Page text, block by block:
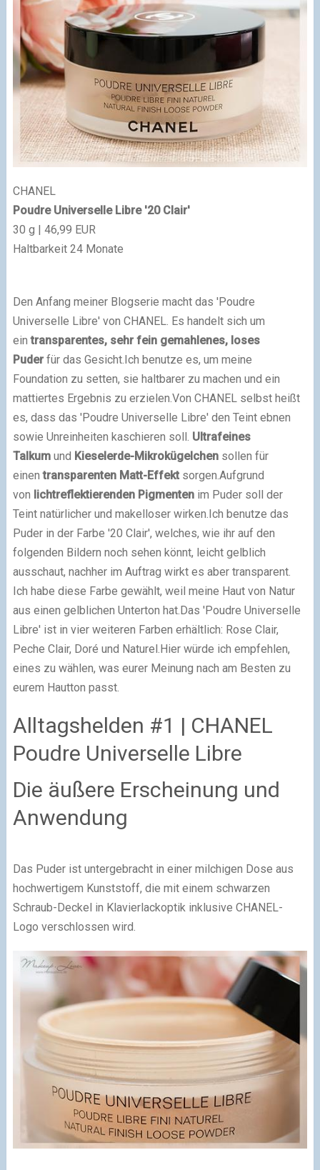
CHANEL
Poudre Universelle Libre '20 Clair'
30 g | 46,99 EUR
Haltbarkeit 24 Monate
Den Anfang meiner Blogserie macht das 'Poudre
Universelle Libre' von CHANEL. Es handelt sich um
eintransparentes, sehr fein gemahlenes, loses
Puderfür das Gesicht. Ich benutze es, um meine
Foundation zu setten, sie haltbarer zu machen und ein
mattiertes Ergebnis zu erzielen. Von CHANEL selbst heißt
es, dass das 'Poudre Universelle Libre' den Teint ebnen
sowie Unreinheiten kaschieren soll. Ultrafeines
Talkumund Kieselerde-Mikrokügelchensollen für
einentransparenten Matt-Effektsorgen. Aufgrund
von lichtreflektierenden Pigmentenim Puder soll der
Teint natürlicher und makelloser wirken. Ich benutze das
Puder in der Farbe '20 Clair', welches, wie ihr auf den
folgenden Bildern noch sehen könnt, leicht gelblich
ausschaut, nachher im Auftrag wirkt es aber transparent.
Ich habe diese Farbe gewählt, weil meine Haut von Natur
aus einen gelblichen Unterton hat. Das 'Poudre Universelle
Libre' ist in vier weiteren Farben erhältlich: Rose Clair,
Peche Clair, Doré und Naturel. Hier würde ich empfehlen,
eines zu wählen, was eurer Meinung nach am Besten zu
eurem Hautton passt.
Alltagshelden #1 | CHANEL
Poudre Universelle Libre
Die äußere Erscheinung und
Anwendung
Das Puder ist untergebracht in einer milchigen Dose aus
hochwertigem Kunststoff, die mit einem schwarzen
Schraub-Deckel in Klavierlackoptik inklusive CHANEL-
Logo verschlossen wird.